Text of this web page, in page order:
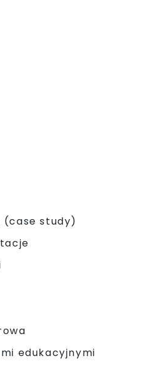
(case study)
edukacyjnymi